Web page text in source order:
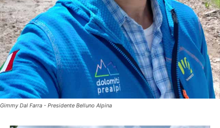
Gimmy Dal Farra - Presidente Belluno Alpina